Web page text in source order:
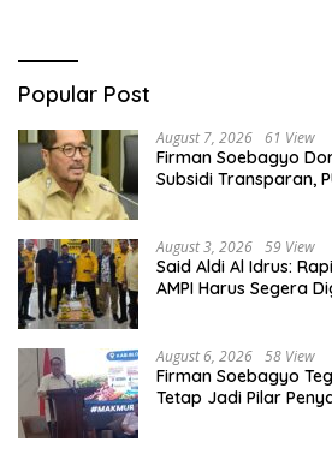
Popular Post
August 7, 2026 61 View
Firman Soebagyo
Subsidi Transparan,
August 3, 2026 59 View
Said Aldi Al Idrus:
AMPI Harus Segera
August 6, 2026 58 View
Firman Soebagyo
Tetap Jadi Pilar